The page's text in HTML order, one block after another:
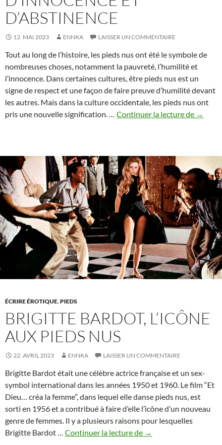
D’ABSTINENCE
12. MAI 2023 ENNKA LAISSER UN COMMENTAIRE
Tout au long de l’histoire, les pieds nus ont été le symbole de
nombreuses choses, notamment la pauvreté, l’humilité et
l’innocence. Dans certaines cultures, être pieds nus est un
signe de respect et une façon de faire preuve d’humilité devant
les autres. Mais dans la culture occidentale, les pieds nus ont
pris une nouvelle signification. … Continuer la lecture de Le
la
société
les
comme
un
et
→
ÉCRIRE ÉROTIQUE,PIEDS
BRIGITTE BARDOT, L’ICÔNE
AUX PIEDS NUS
22. AVRIL 2023 ENNKA LAISSER UN COMMENTAIRE
Brigitte Bardot était une célèbre actrice française et un sex-
symbol international dans les années 1950 et 1960. Le film “Et
Dieu… créa la femme”, dans lequel elle danse pieds nus, est
sorti en 1956 et a contribué à faire d’elle l’icône d’un nouveau
genre de femmes. Il y a plusieurs raisons pour lesquelles
Brigitte Bardot … Continuer la lecture de Brigitte
→